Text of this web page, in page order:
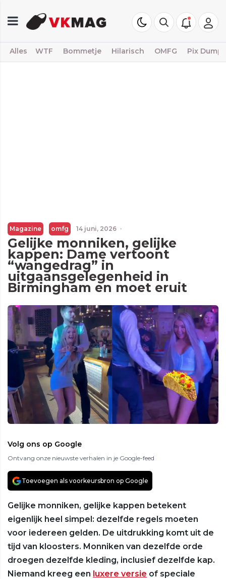
Alles WTF Bommetje Hilarisch OMFG Pix Dump
Magazine omfg 14 juni, 2026 ·
Gelijke monniken, gelijke
kappen: Dame vertoont
“wangedrag” in
uitgaansgelegenheid in
Birmingham en moet eruit
Volg ons op Google
Ontvang onze nieuwste verhalen in je Google-feed
Toevoegen als voorkeursbron op Google
Gelijke monniken, gelijke kappen betekent
eigenlijk heel simpel: dezelfde regels moeten
voor iedereen gelden. De uitdrukking komt uit de
tijd van kloosters. Monniken van dezelfde orde
droegen dezelfde kleding, inclusief dezelfde kap.
Niemand kreeg een luxere versie of speciale